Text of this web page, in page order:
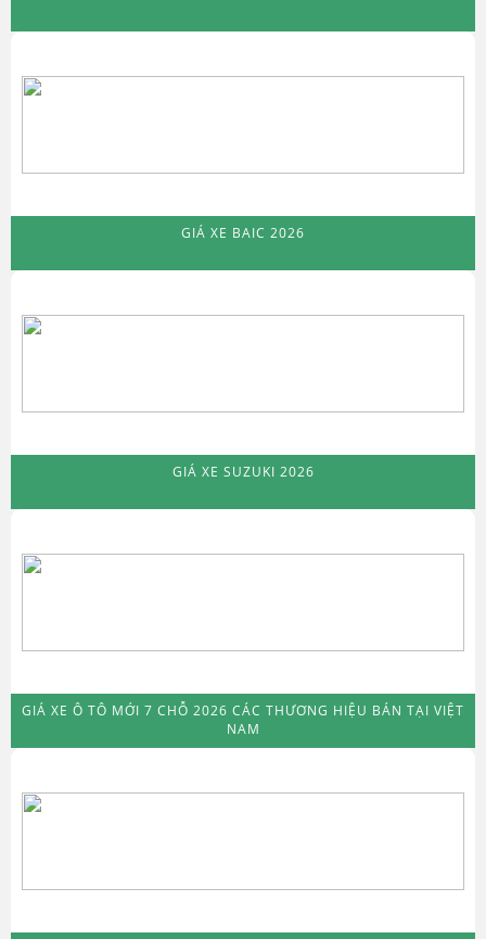
GIÁ XE BAIC 2026
GIÁ XE SUZUKI 2026
GIÁ XE Ô TÔ MỚI 7 CHỖ 2026 CÁC THƯƠNG HIỆU BÁN TẠI VIỆT
NAM